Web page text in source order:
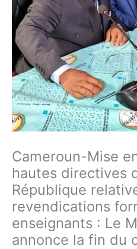
Cameroun-Mise
hautes directives
République
revendications
enseignants : Le
annonce la fin du